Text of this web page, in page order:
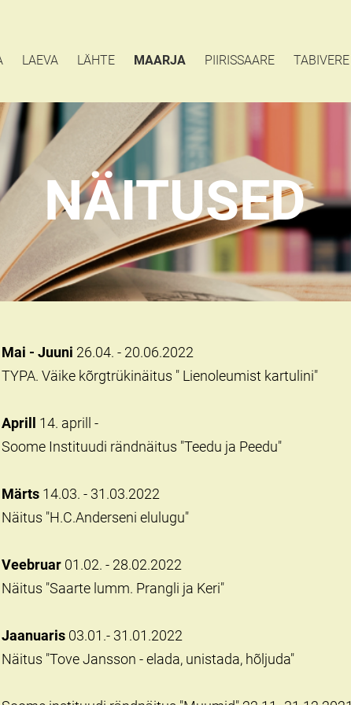
LAEVA LÄHTE MAARJA PIIRISSAARE TABIVERE
NÄITUSED
Mai - Juuni 26.04. - 20.06.2022
TYPA. Väike kõrgtrükinäitus " Lienoleumist kartulini"
Aprill 14. aprill -
Soome Instituudi rändnäitus "Teedu ja Peedu"
Märts 14.03. - 31.03.2022
Näitus "H.C.Anderseni elulugu"
Veebruar 01.02. - 28.02.2022
Näitus "Saarte lumm. Prangli ja Keri"
Jaanuaris 03.01.- 31.01.2022
Näitus "Tove Jansson - elada, unistada, hõljuda"